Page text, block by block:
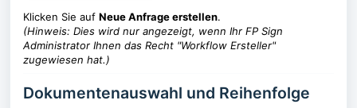
Klicken Sie auf Neue Anfrage erstellen.
(Hinweis: Dies wird nur angezeigt, wenn Ihr FP Sign
Administrator Ihnen das Recht "Workflow Ersteller"
zugewiesen hat.)
Dokumentenauswahl und Reihenfolge